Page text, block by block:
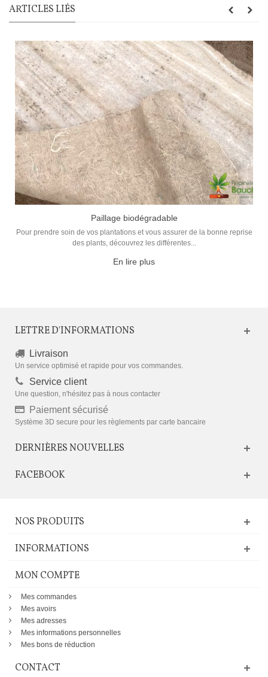
ARTICLES LIÉS
Paillage biodégradable
Pour prendre soin de vos plantations et vous assurer de la bonne reprise
des plants, découvrez les différentes...
En lire plus
LETTRE D'INFORMATIONS
Livraison
Un service optimisé et rapide pour vos commandes.
Service client
Une question, n'hésitez pas à nous contacter
Paiement sécurisé
Système 3D secure pour les règlements par carte bancaire
DERNIÈRES NOUVELLES
FACEBOOK
NOS PRODUITS
INFORMATIONS
MON COMPTE
Mes commandes
Mes avoirs
Mes adresses
Mes informations personnelles
Mes bons de réduction
CONTACT